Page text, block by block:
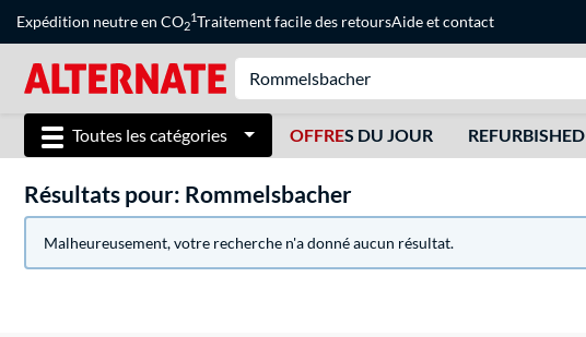
Expédition neutre en CO2
1Traitement facile des retoursAideetcontact
Toutes les catégories OFFRES DU JOUR REFURBISHED
Résultats pour: Rommelsbacher
Malheureusement, votre recherche n'a donné aucun résultat.